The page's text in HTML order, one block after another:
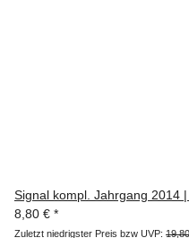
Signal kompl. Jahrgang 2014
8,80 € *
Zuletzt niedrigster Preis bzw UVP: